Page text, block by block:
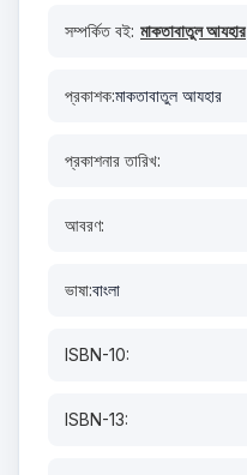
সম্পর্কিত বই: মাকতাবাতুল আযহার
প্রকাশক:মাকতাবাতুল আযহার
প্রকাশনার তারিখ:
আবরণ:
ভাষা:বাংলা
ISBN-10:
ISBN-13: